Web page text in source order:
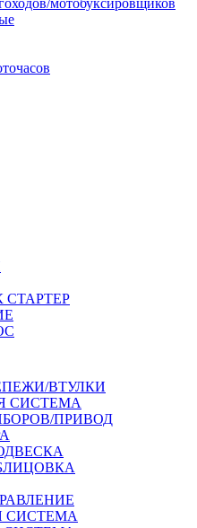
СТАРТЕР
ВТУЛКИ
СИСТЕМА
ПРИВОД
СИСТЕМА